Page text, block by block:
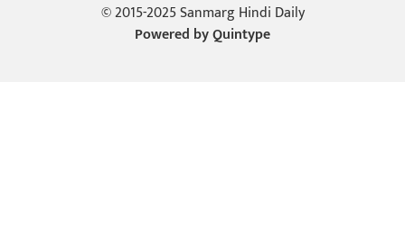
© 2015-2025 Sanmarg Hindi Daily
Powered byQuintype